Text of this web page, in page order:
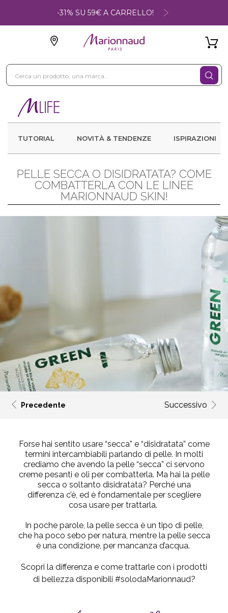
-31% SU 59€ A CARRELLO!
TUTORIAL NOVITÀ & TENDENZE ISPIRAZIONI
PELLE SECCA O DISIDRATATA? COME
COMBATTERLA CON LE LINEE
MARIONNAUD SKIN!
Precedente Successivo
Forse hai sentito usare “secca” e “disidratata” come
termini intercambiabili parlando di pelle. In molti
crediamo che avendo la pelle “secca” ci servono
creme pesanti e oli per combatterla. Ma hai la pelle
secca o soltanto disidratata? Perché una
differenza c’è, ed è fondamentale per scegliere
cosa usare per trattarla.
In poche parole, la pelle secca è un tipo di pelle,
che ha poco sebo per natura, mentre la pelle secca
è una condizione, per mancanza d’acqua.
Scopri la differenza e come trattarle con i prodotti
di bellezza disponibili #solodaMarionnaud?